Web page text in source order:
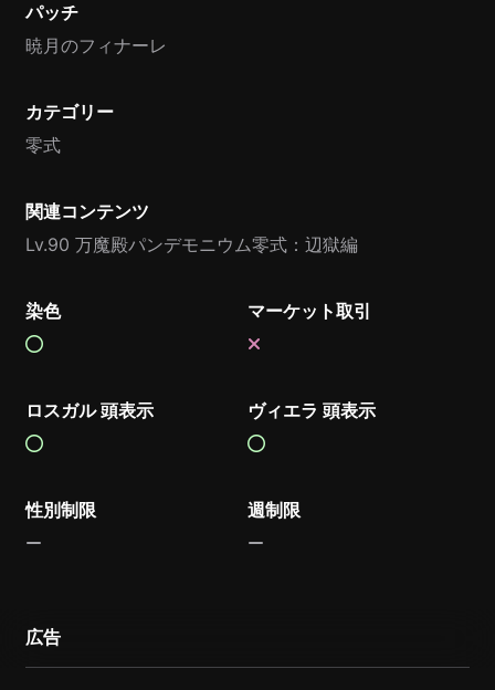
パッチ
暁月のフィナーレ
カテゴリー
零式
関連コンテンツ
Lv.90 万魔殿パンデモニウム零式：辺獄編
染色 マーケット取引
ロスガル 頭表示 ヴィエラ 頭表示
性別制限 週制限
広告